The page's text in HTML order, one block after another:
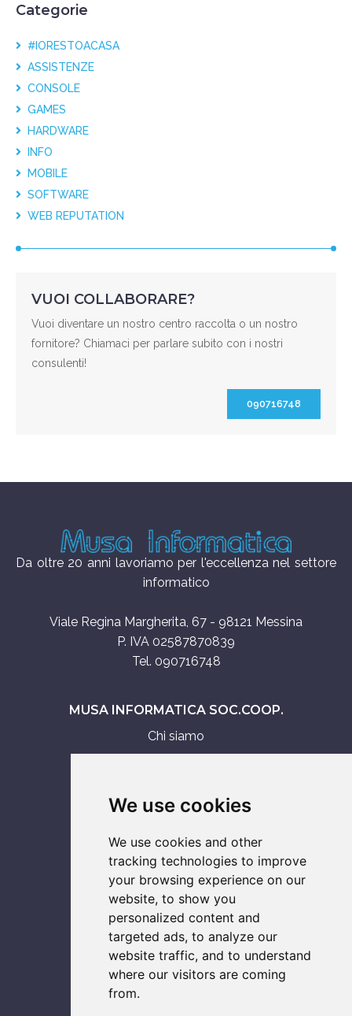
We use cookies
We use cookies and other
tracking technologies to improve
your browsing experience on our
website, to show you
personalized content and
targeted ads, to analyze our
website traffic, and to understand
where our visitors are coming
from.
Categorie
#IORESTOACASA
ASSISTENZE
CONSOLE
GAMES
HARDWARE
INFO
MOBILE
SOFTWARE
WEB REPUTATION
VUOI COLLABORARE?
Vuoi diventare un nostro centro raccolta o un nostro
fornitore? Chiamaci per parlare subito con i nostri
consulenti!
090716748
Da oltre 20 anni lavoriamo per l'eccellenza nel settore
informatico
Viale Regina Margherita, 67 - 98121 Messina
P. IVA 02587870839
Tel. 090716748
MUSA INFORMATICA SOC.COOP.
Chi siamo
Vendita
ASSISTENZA SU
Computer
Console
Notebook
Smartphone
SOCIAL NETWORK